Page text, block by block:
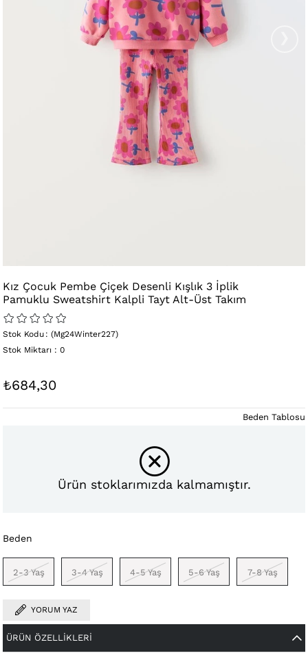
Kız Çocuk Pembe Çiçek Desenli Kışlık 3 İplik
Pamuklu Sweatshirt Kalpli Tayt Alt-Üst Takım
(Mg24Winter227)
Stok Kodu
Stok Miktarı : 0
₺684,30
Ürün stoklarımızda kalmamıştır.
Beden
2-3 Yaş 3-4 Yaş 4-5 Yaş 5-6 Yaş 7-8 Yaş
Beden Tablosu
YORUM YAZ
ÜRÜN ÖZELLIKLERI